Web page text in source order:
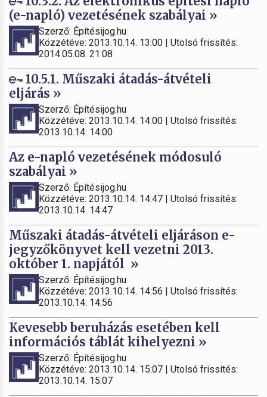
(e-napló) vezetésének szabályai »
Szerző: Építésijog.hu
Közzétéve: 2013.10.14. 13:00 | Utolsó frissítés:
2014.05.08. 21:08
10.5.1. Műszaki átadás-átvételi
eljárás »
Szerző: Építésijog.hu
Közzétéve: 2013.10.14. 14:00 | Utolsó frissítés:
2013.10.14. 14:00
Az e-napló vezetésének módosuló
szabályai »
Szerző: Építésijog.hu
Közzétéve: 2013.10.14. 14:47 | Utolsó frissítés:
2013.10.14. 14:47
Műszaki átadás-átvételi eljáráson e-
jegyzőkönyvet kell vezetni 2013.
október 1. napjától »
Szerző: Építésijog.hu
Közzétéve: 2013.10.14. 14:56 | Utolsó frissítés:
2013.10.14. 14:56
Kevesebb beruházás esetében kell
információs táblát kihelyezni »
Szerző: Építésijog.hu
Közzétéve: 2013.10.14. 15:07 | Utolsó frissítés:
2013.10.14. 15:07